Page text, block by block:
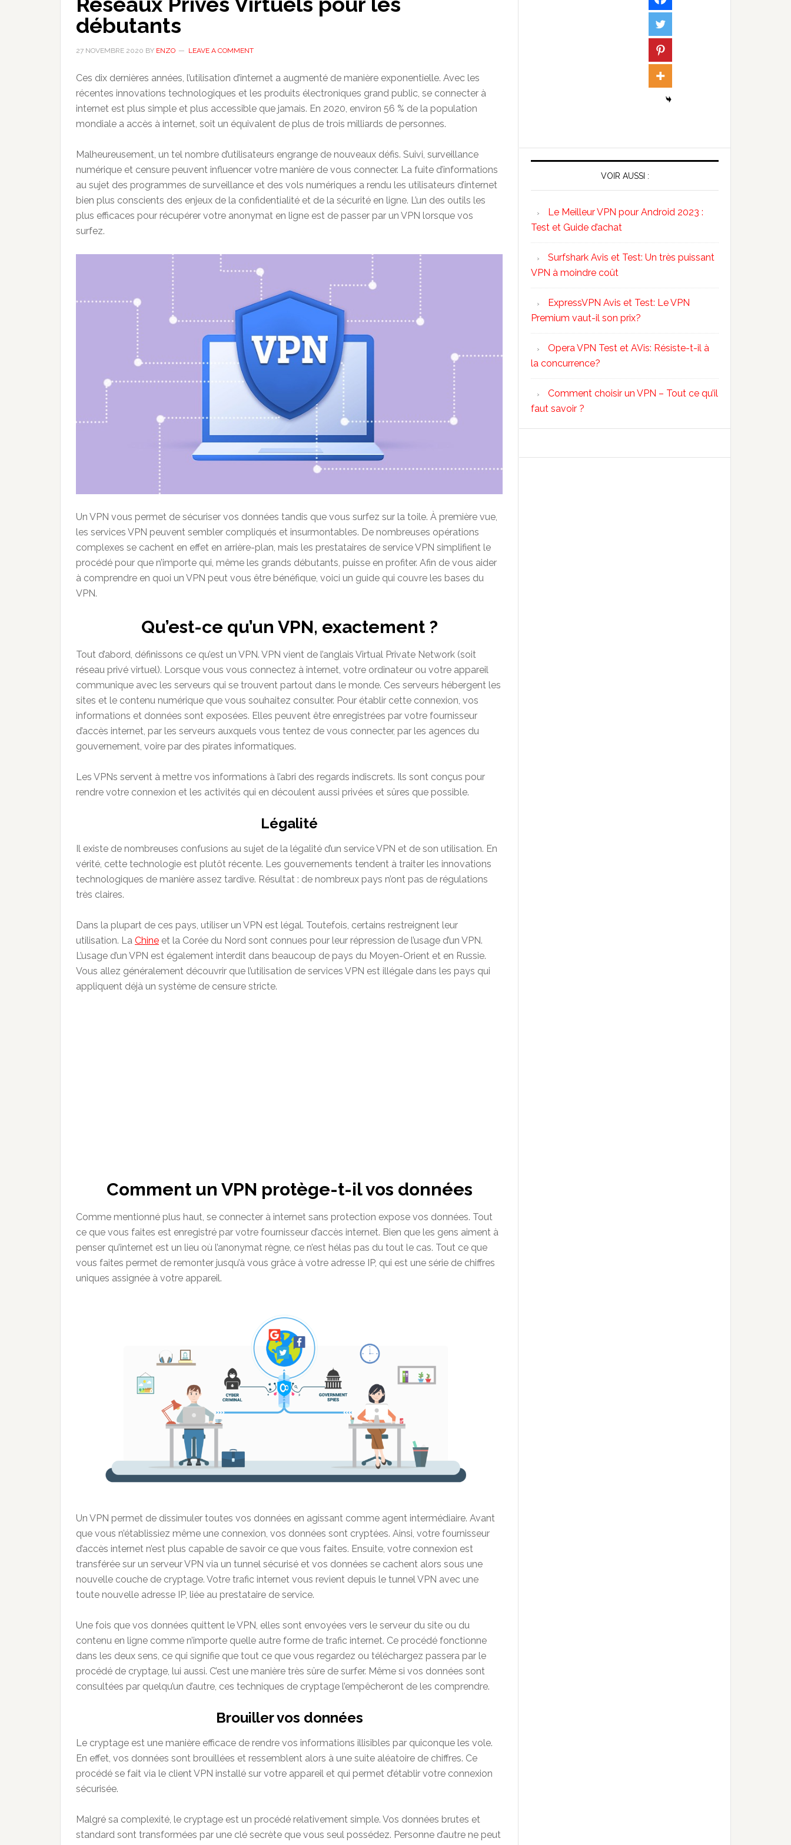
débutants
27 NOVEMBRE 2020 BY ENZO LEAVE A COMMENT
Ces dix dernières années, l’utilisation d’internet a augmenté de manière exponentielle. Avec les
récentes innovations technologiques et les produits électroniques grand public, se connecter à
internet est plus simple et plus accessible que jamais. En 2020, environ 56 % de la population
mondiale a accès à internet, soit un équivalent de plus de trois milliards de personnes.
Malheureusement, un tel nombre d’utilisateurs engrange de nouveaux défis. Suivi, surveillance
numérique et censure peuvent influencer votre manière de vous connecter. La fuite d’informations
au sujet des programmes de surveillance et des vols numériques a rendu les utilisateurs d’internet
bien plus conscients des enjeux de la confidentialité et de la sécurité en ligne. L’un des outils les
plus efficaces pour récupérer votre anonymat en ligne est de passer par un VPN lorsque vos
surfez.
Un VPN vous permet de sécuriser vos données tandis que vous surfez sur la toile. À première vue,
les services VPN peuvent sembler compliqués et insurmontables. De nombreuses opérations
complexes se cachent en effet en arrière-plan, mais les prestataires de service VPN simplifient le
procédé pour que n’importe qui, même les grands débutants, puisse en profiter. Afin de vous aider
à comprendre en quoi un VPN peut vous être bénéfique, voici un guide qui couvre les bases du
VPN.
Qu’est-ce qu’un VPN, exactement ?
Tout d’abord, définissons ce qu’est un VPN. VPN vient de l’anglais Virtual Private Network (soit
réseau privé virtuel). Lorsque vous vous connectez à internet, votre ordinateur ou votre appareil
communique avec les serveurs qui se trouvent partout dans le monde. Ces serveurs hébergent les
sites et le contenu numérique que vous souhaitez consulter. Pour établir cette connexion, vos
informations et données sont exposées. Elles peuvent être enregistrées par votre fournisseur
d’accès internet, par les serveurs auxquels vous tentez de vous connecter, par les agences du
gouvernement, voire par des pirates informatiques.
Les VPNs servent à mettre vos informations à l’abri des regards indiscrets. Ils sont conçus pour
rendre votre connexion et les activités qui en découlent aussi privées et sûres que possible.
Légalité
Il existe de nombreuses confusions au sujet de la légalité d’un service VPN et de son utilisation. En
vérité, cette technologie est plutôt récente. Les gouvernements tendent à traiter les innovations
technologiques de manière assez tardive. Résultat : de nombreux pays n’ont pas de régulations
très claires.
Dans la plupart de ces pays, utiliser un VPN est légal. Toutefois, certains restreignent leur
utilisation. La Chine et la Corée du Nord sont connues pour leur répression de l’usage d’un VPN.
L’usage d’un VPN est également interdit dans beaucoup de pays du Moyen-Orient et en Russie.
Vous allez généralement découvrir que l’utilisation de services VPN est illégale dans les pays qui
appliquent déjà un système de censure stricte.
Comment un VPN protège-t-il vos données
Comme mentionné plus haut, se connecter à internet sans protection expose vos données. Tout
ce que vous faites est enregistré par votre fournisseur d’accès internet. Bien que les gens aiment à
penser qu’internet est un lieu où l’anonymat règne, ce n’est hélas pas du tout le cas. Tout ce que
vous faites permet de remonter jusqu’à vous grâce à votre adresse IP, qui est une série de chiffres
uniques assignée à votre appareil.
Un VPN permet de dissimuler toutes vos données en agissant comme agent intermédiaire. Avant
que vous n’établissiez même une connexion, vos données sont cryptées. Ainsi, votre fournisseur
d’accès internet n’est plus capable de savoir ce que vous faites. Ensuite, votre connexion est
transférée sur un serveur VPN via un tunnel sécurisé et vos données se cachent alors sous une
nouvelle couche de cryptage. Votre trafic internet vous revient depuis le tunnel VPN avec une
toute nouvelle adresse IP, liée au prestataire de service.
Une fois que vos données quittent le VPN, elles sont envoyées vers le serveur du site ou du
contenu en ligne comme n’importe quelle autre forme de trafic internet. Ce procédé fonctionne
dans les deux sens, ce qui signifie que tout ce que vous regardez ou téléchargez passera par le
procédé de cryptage, lui aussi. C’est une manière très sûre de surfer. Même si vos données sont
consultées par quelqu’un d’autre, ces techniques de cryptage l’empêcheront de les comprendre.
Brouiller vos données
Le cryptage est une manière efficace de rendre vos informations illisibles par quiconque les vole.
En effet, vos données sont brouillées et ressemblent alors à une suite aléatoire de chiffres. Ce
procédé se fait via le client VPN installé sur votre appareil et qui permet d’établir votre connexion
sécurisée.
Malgré sa complexité, le cryptage est un procédé relativement simple. Vos données brutes et
standard sont transformées par une clé secrète que vous seul possédez. Personne d’autre ne peut
VOIR AUSSI :
Le Meilleur VPN pour Android 2023 :
Test et Guide d’achat
Surfshark Avis et Test: Un très puissant
VPN à moindre coût
ExpressVPN Avis et Test: Le VPN
Premium vaut-il son prix?
Opera VPN Test et AVis: Résiste-t-il à
la concurrence?
Comment choisir un VPN – Tout ce qu’il
faut savoir ?